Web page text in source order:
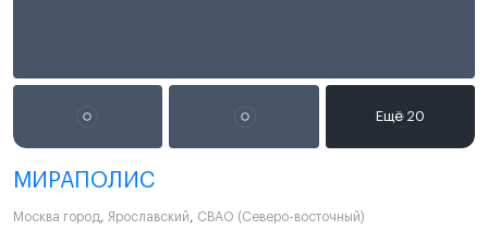
МИРАПОЛИС
Москва город, Ярославский, СВАО (Северо-восточный)